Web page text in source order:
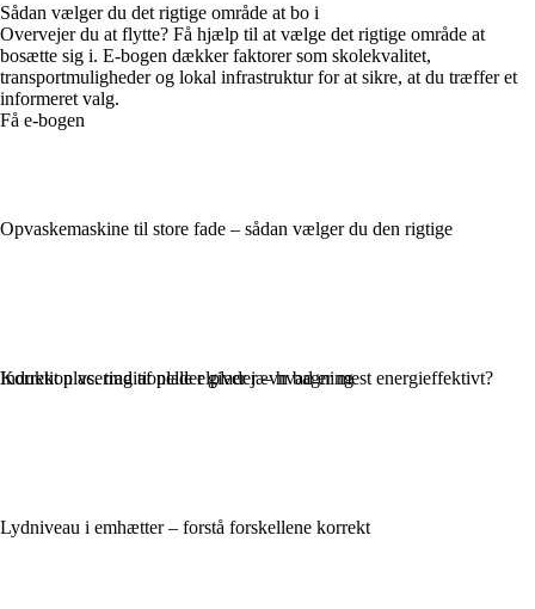
Sådan vælger du det rigtige område at bo i
Overvejer du at flytte? Få hjælp til at vælge det rigtige område at
bosætte sig i. E-bogen dækker faktorer som skolekvalitet,
transportmuligheder og lokal infrastruktur for at sikre, at du træffer et
informeret valg.
Få e-bogen
Opvaskemaskine til store fade – sådan vælger du den rigtige
Korrekt placering af plader giver jævn bagning
Lydniveau i emhætter – forstå forskellene korrekt
Induktion vs. traditionelle elplader – hvad er mest energieffektivt?